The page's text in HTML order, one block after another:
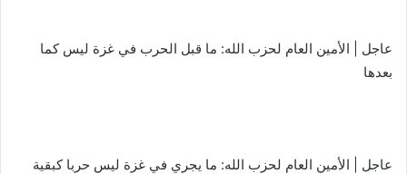
عاجل | الأمين العام لحزب الله: ما قبل الحرب في غزة ليس كما
بعدها
عاجل | الأمين العام لحزب الله: ما يجري في غزة ليس حربا كبقية